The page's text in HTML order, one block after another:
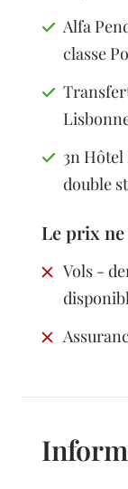
Alfa
classe
3n
double
Le prix
Vols -